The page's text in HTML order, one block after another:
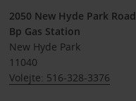
2050 New Hyde Park Road
Bp Gas Station
New Hyde Park
11040
Volejte: 516-328-3376